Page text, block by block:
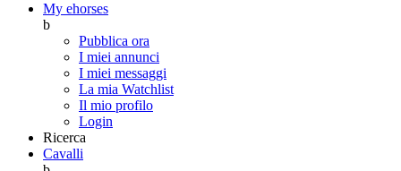
My ehorses
b
Pubblica ora
I miei annunci
I miei messaggi
La mia Watchlist
Il mio profilo
Login
Ricerca
Cavalli